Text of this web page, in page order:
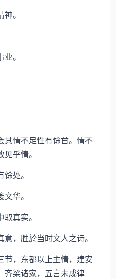
。
。
情不足性有馀首。情不
乎情。
处。
华。
真实。
，胜於当时文人之诗。
，东都以上主情，建安
齐梁诸家，五言未成律